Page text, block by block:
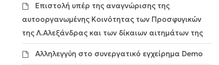
Επιστολή υπέρ της αναγνώρισης της
αυτοοργανωμένης Κοινότητας των Προσφυγικών
της Λ.Αλεξάνδρας και των δίκαιων αιτημάτων της
Αλληλεγγύη στο συνεργατικό εγχείρημα Demo